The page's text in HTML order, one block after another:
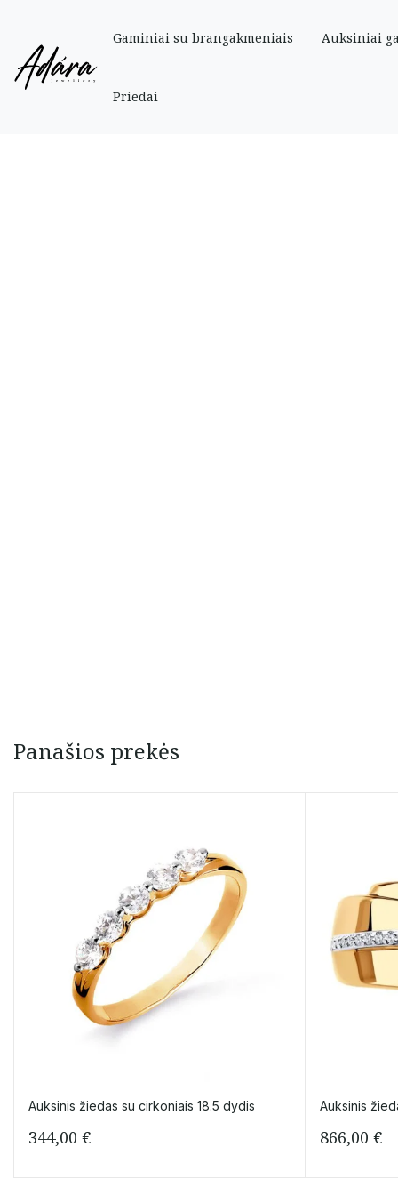
Gaminiai su brangakmeniais Auksiniai
Priedai
Pradinis Parduotuve » Auksiniai
Panašios prekės
Auksinis žiedas su cirkoniais 18.5 dydis
344,00 €
Auksinis
866,00€